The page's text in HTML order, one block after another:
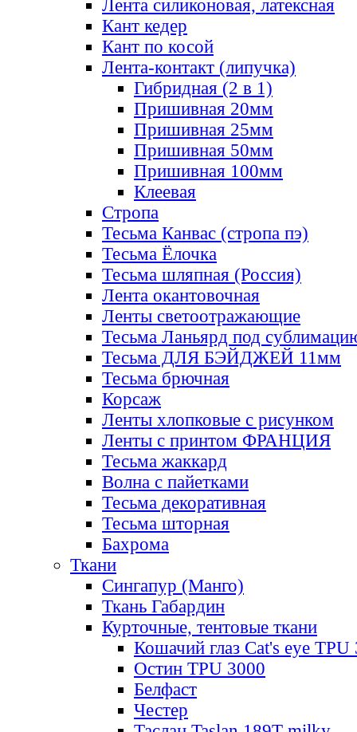
Лента силиконовая, латексная
Кант кедер
Кант по косой
Лента-контакт (липучка)
Гибридная (2 в 1)
Пришивная 20мм
Пришивная 25мм
Пришивная 50мм
Пришивная 100мм
Клеевая
Стропа
Тесьма Канвас (стропа пэ)
Тесьма Ёлочка
Тесьма шляпная (Россия)
Лента окантовочная
Ленты светоотражающие
Тесьма Ланьярд под
Тесьма ДЛЯ БЭЙДЖЕЙ 11мм
Тесьма брючная
Корсаж
Ленты хлопковые с рисунком
Ленты с принтом ФРАНЦИЯ
Тесьма жаккард
Волна с пайетками
Тесьма декоративная
Тесьма шторная
Бахрома
Ткани
Сингапур (Манго)
Ткань Габардин
Курточные, тентовые ткани
Кошачий глаз Cat's eye TPU
Остин TPU 3000
Белфаст
Честер